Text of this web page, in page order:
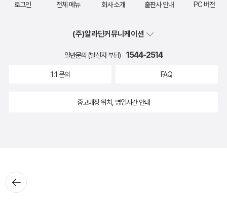
뒤로가
기
로그인 전체 메뉴 회사 소개 출판사 안내 PC 버전
(주)알라딘커뮤니케이션
일반문의 (발신자 부담) 1544-2514
1:1 문의 FAQ
중고매장 위치, 영업시간 안내